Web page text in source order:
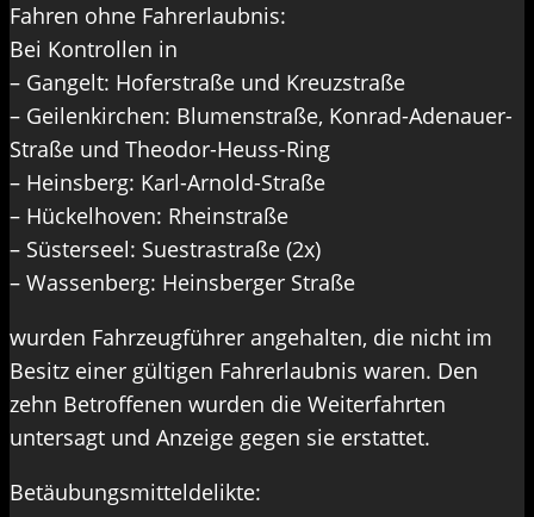
Fahren ohne Fahrerlaubnis:
Bei Kontrollen in
– Gangelt: Hoferstraße und Kreuzstraße
– Geilenkirchen: Blumenstraße, Konrad-Adenauer-
Straße und Theodor-Heuss-Ring
– Heinsberg: Karl-Arnold-Straße
– Hückelhoven: Rheinstraße
– Süsterseel: Suestrastraße (2x)
– Wassenberg: Heinsberger Straße
wurden Fahrzeugführer angehalten, die nicht im
Besitz einer gültigen Fahrerlaubnis waren. Den
zehn Betroffenen wurden die Weiterfahrten
untersagt und Anzeige gegen sie erstattet.
Betäubungsmitteldelikte: